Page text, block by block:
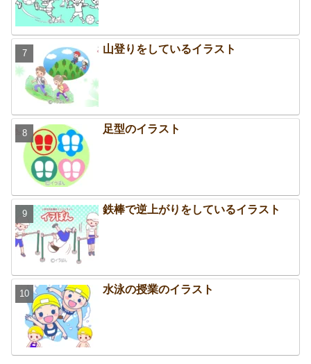
山登りをしているイラスト
足型のイラスト
鉄棒で逆上がりをしているイラスト
水泳の授業のイラスト